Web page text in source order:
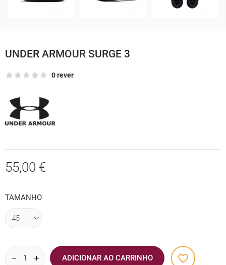
UNDER ARMOUR SURGE 3
0 rever
55,00 €
TAMANHO
ADICIONAR AO CARRINHO favorite_border